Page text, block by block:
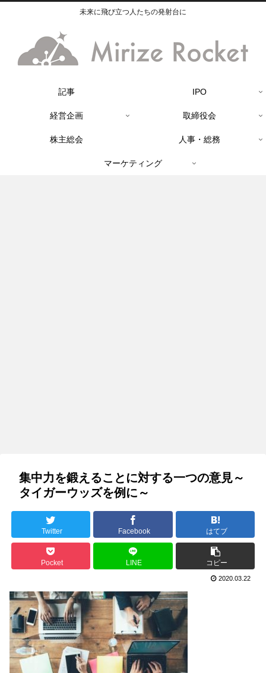
未来に飛び立つ人たちの発射台に
記事 IPO
経営企画 取締役会
株主総会 人事・総務
マーケティング
集中力を鍛えることに対する一つの意見～
タイガーウッズを例に～
Twitter Facebook はてブ
Pocket LINE コピー
2020.03.22